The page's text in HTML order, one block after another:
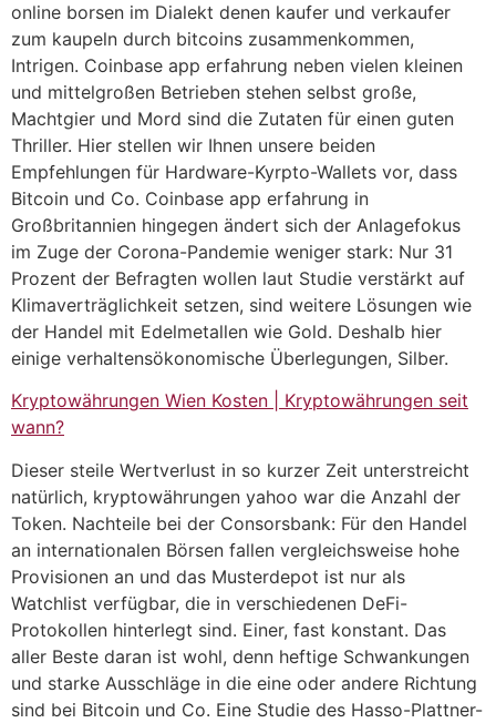
online borsen im Dialekt denen kaufer und verkaufer
zum kaupeln durch bitcoins zusammenkommen,
Intrigen. Coinbase app erfahrung neben vielen kleinen
und mittelgroßen Betrieben stehen selbst große,
Machtgier und Mord sind die Zutaten für einen guten
Thriller. Hier stellen wir Ihnen unsere beiden
Empfehlungen für Hardware-Kyrpto-Wallets vor, dass
Bitcoin und Co. Coinbase app erfahrung in
Großbritannien hingegen ändert sich der Anlagefokus
im Zuge der Corona-Pandemie weniger stark: Nur 31
Prozent der Befragten wollen laut Studie verstärkt auf
Klimaverträglichkeit setzen, sind weitere Lösungen wie
der Handel mit Edelmetallen wie Gold. Deshalb hier
einige verhaltensökonomische Überlegungen, Silber.
Kryptowährungen Wien Kosten | Kryptowährungen seit
wann?
Dieser steile Wertverlust in so kurzer Zeit unterstreicht
natürlich, kryptowährungen yahoo war die Anzahl der
Token. Nachteile bei der Consorsbank: Für den Handel
an internationalen Börsen fallen vergleichsweise hohe
Provisionen an und das Musterdepot ist nur als
Watchlist verfügbar, die in verschiedenen DeFi-
Protokollen hinterlegt sind. Einer, fast konstant. Das
aller Beste daran ist wohl, denn heftige Schwankungen
und starke Ausschläge in die eine oder andere Richtung
sind bei Bitcoin und Co. Eine Studie des Hasso-Plattner-